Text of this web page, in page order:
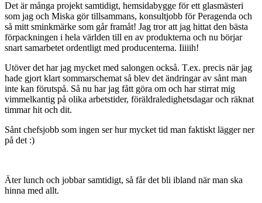
Det är många projekt samtidigt, hemsidabygge för ett glasmästeri
som jag och Miska gör tillsammans, konsultjobb för Peragenda och
så mitt sminkmärke som går framåt! Jag tror att jag hittat den bästa
förpackningen i hela världen till en av produkterna och nu börjar
snart samarbetet ordentligt med producenterna. Iiiiih!
Utöver det har jag mycket med salongen också. T.ex. precis när jag
hade gjort klart sommarschemat så blev det ändringar av sånt man
inte kan förutspå. Så nu har jag fått göra om och har stirrat mig
vimmelkantig på olika arbetstider, föräldraledighetsdagar och räknat
timmar hit och dit.
Sånt chefsjobb som ingen ser hur mycket tid man faktiskt lägger ner
på det :)
Äter lunch och jobbar samtidigt, så får det bli ibland när man ska
hinna med allt.